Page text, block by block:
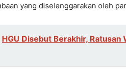
yang diselenggarakan oleh
HGU Disebut Berakhir, Ratusan